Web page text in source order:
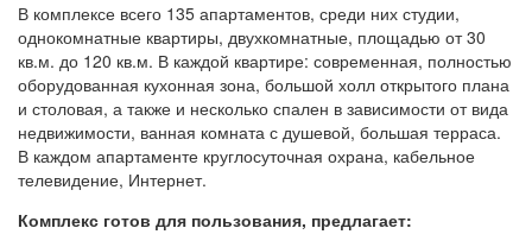
В комплексе всего 135 апартаментов, среди них студии,
однокомнатные квартиры, двухкомнатные, площадью от 30
кв.м. до 120 кв.м. В каждой квартире: современная, полностью
оборудованная кухонная зона, большой холл открытого плана
и столовая, а также и несколько спален в зависимости от вида
недвижимости, ванная комната с душевой, большая терраса.
В каждом апартаменте круглосуточная охрана, кабельное
телевидение, Интернет.
Комплекс готов для пользования, предлагает: